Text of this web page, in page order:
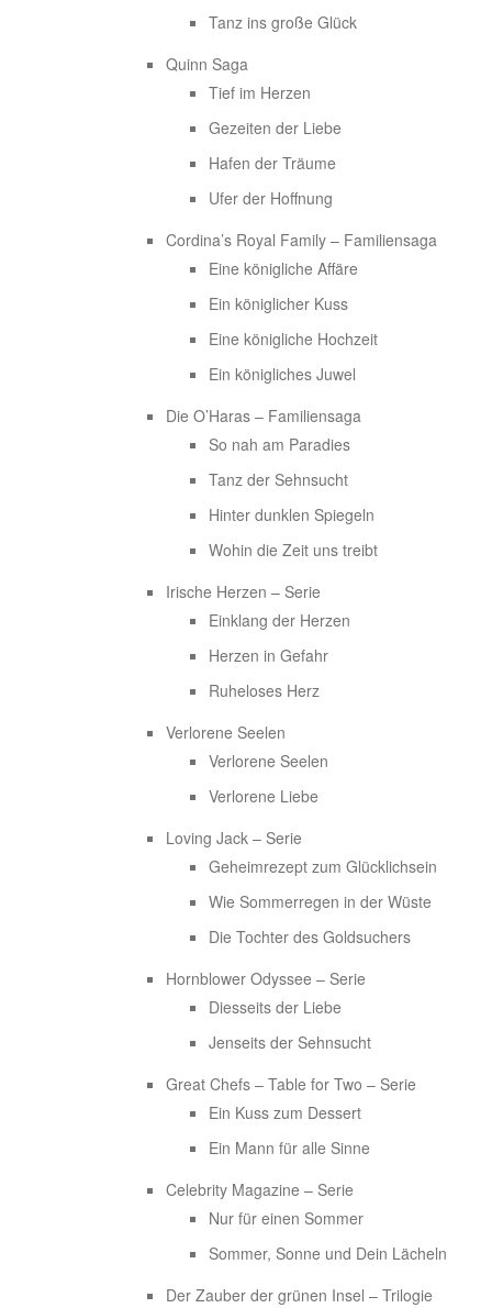
Tanz ins große Glück
Quinn Saga
Tief im Herzen
Gezeiten der Liebe
Hafen der Träume
Ufer der Hoffnung
Cordina’s Royal Family – Familiensaga
Eine königliche Affäre
Ein königlicher Kuss
Eine königliche Hochzeit
Ein königliches Juwel
Die O’Haras – Familiensaga
So nah am Paradies
Tanz der Sehnsucht
Hinter dunklen Spiegeln
Wohin die Zeit uns treibt
Irische Herzen – Serie
Einklang der Herzen
Herzen in Gefahr
Ruheloses Herz
Verlorene Seelen
Verlorene Seelen
Verlorene Liebe
Loving Jack – Serie
Geheimrezept zum Glücklichsein
Wie Sommerregen in der Wüste
Die Tochter des Goldsuchers
Hornblower Odyssee – Serie
Diesseits der Liebe
Jenseits der Sehnsucht
Great Chefs – Table for Two – Serie
Ein Kuss zum Dessert
Ein Mann für alle Sinne
Celebrity Magazine – Serie
Nur für einen Sommer
Sommer, Sonne und Dein Lächeln
Der Zauber der grünen Insel – Trilogie